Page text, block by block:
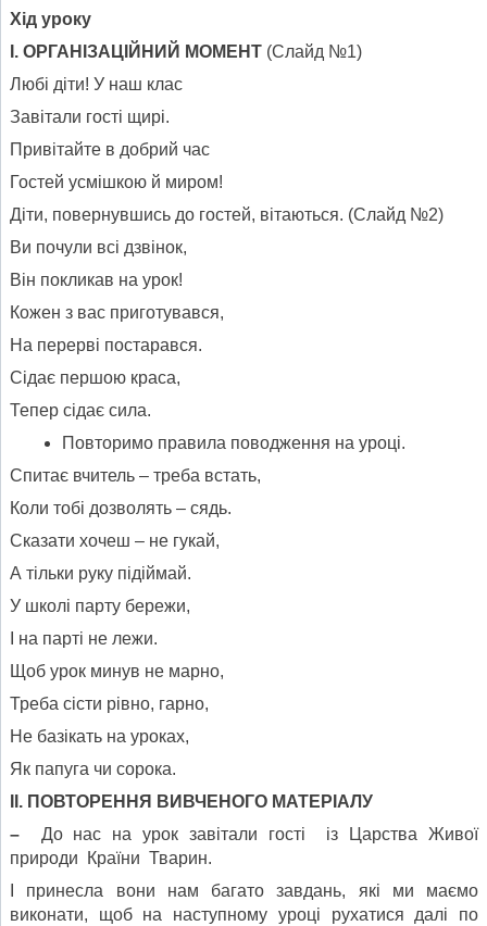
Хід уроку
І. ОРГАНІЗАЦІЙНИЙ МОМЕНТ (Слайд №1)
Любі діти! У наш клас
Завітали гості щирі.
Привітайте в добрий час
Гостей усмішкою й миром!
Діти, повернувшись до гостей, вітаються. (Слайд №2)
Ви почули всі дзвінок,
Він покликав на урок!
Кожен з вас приготувався,
На перерві постарався.
Сідає першою краса,
Тепер сідає сила.
Повторимо правила поводження на уроці.
Спитає вчитель – треба встать,
Коли тобі дозволять – сядь.
Сказати хочеш – не гукай,
А тільки руку підіймай.
У школі парту бережи,
І на парті не лежи.
Щоб урок минув не марно,
Треба сісти рівно, гарно,
Не базікать на уроках,
Як папуга чи сорока.
ІІ. ПОВТОРЕННЯ ВИВЧЕНОГО МАТЕРІАЛУ
– До нас на урок завітали гості із Царства Живої
природи Країни Тварин.
І принесла вони нам багато завдань, які ми маємо
виконати, щоб на наступному уроці рухатися далі по